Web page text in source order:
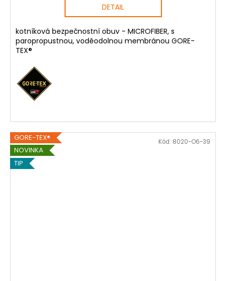
DETAIL
kotníková bezpečnostní obuv - MICROFIBER, s
paropropustnou, voděodolnou membránou GORE-
TEX®
GORE-TEX®
NOVINKA
TIP
Kód: 8020-O6-39